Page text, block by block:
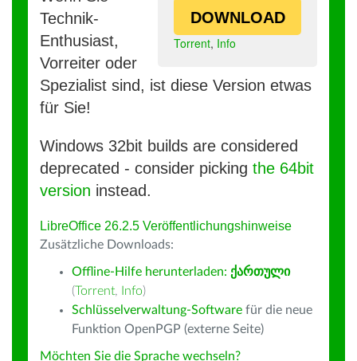
DOWNLOAD
Torrent, Info
Technik-
Enthusiast,
Vorreiter oder
Spezialist sind, ist diese Version etwas
für Sie!
Windows 32bit builds are considered
deprecated - consider picking the 64bit
version instead.
LibreOffice 26.2.5 Veröffentlichungshinweise
Zusätzliche Downloads:
Offline-Hilfe herunterladen: ქართული
(Torrent, Info)
Schlüsselverwaltung-Software für die neue
Funktion OpenPGP (externe Seite)
Möchten Sie die Sprache wechseln?